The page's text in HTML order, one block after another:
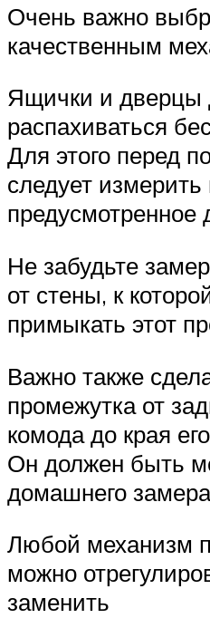
Очень важно
качественным
Ящички и дверцы
распахиваться
Для этого перед
следует измерить
предусмотренное
Не забудьте
от стены, к
примыкать этот
Важно также
промежутка от
комода до края
Он должен быть
домашнего замера
Любой механизм
можно
заменить